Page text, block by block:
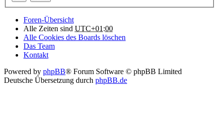
Foren-Übersicht
Alle Zeiten sind UTC+01:00
Alle Cookies des Boards löschen
Das Team
Kontakt
Powered by phpBB® Forum Software © phpBB Limited
Deutsche Übersetzung durch phpBB.de